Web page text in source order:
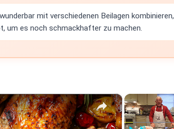
mit verschiedenen Beilagen kombinieren,
um es noch schmackhafter zu machen.
×